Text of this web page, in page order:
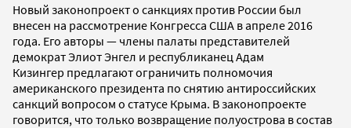
Новый законопроект о санкциях против России был
внесен на рассмотрение Конгресса США в апреле 2016
года. Его авторы — члены палаты представителей
демократ Элиот Энгел и республиканец Адам
Кизингер предлагают ограничить полномочия
американского президента по снятию антироссийских
санкций вопросом о статусе Крыма. В законопроекте
говорится, что только возвращение полуострова в состав